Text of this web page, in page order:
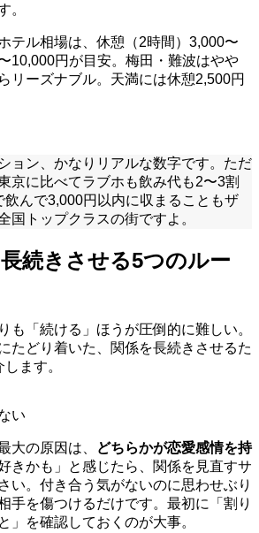
。
テル相場は、休憩（2時間）3,000〜
10,000円が目安。梅田・難波はやや
リーズナブル。天満には休憩2,500円
ョン、かなりリアルな数字です。ただ
京に比べてラブホも飲み代も2〜3割
んで3,000円以内に収まることもザ
国トップクラスの街ですよ。
続きさせる5つのルー
も「続ける」ほうが圧倒的に難しい。
たどり着いた、関係を長続きさせるた
ます。
い
大の原因は、
どちらかが恋愛感情を持
きかも」と感じたら、関係を見直すサ
い。付き合う気がないのに思わせぶり
手を傷つけるだけです。最初に「割り
」を確認しておくのが大事。